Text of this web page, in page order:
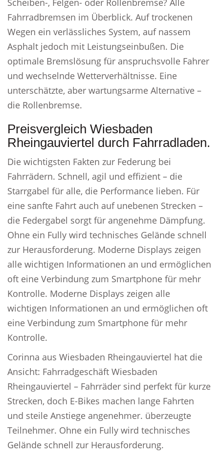
Scheiben-, Felgen- oder Rollenbremse? Alle
Fahrradbremsen im Überblick. Auf trockenen
Wegen ein verlässliches System, auf nassem
Asphalt jedoch mit Leistungseinbußen. Die
optimale Bremslösung für anspruchsvolle Fahrer
und wechselnde Wetterverhältnisse. Eine
unterschätzte, aber wartungsarme Alternative –
die Rollenbremse.
Preisvergleich Wiesbaden
Rheingauviertel durch Fahrradladen.
Die wichtigsten Fakten zur Federung bei
Fahrrädern. Schnell, agil und effizient – die
Starrgabel für alle, die Performance lieben. Für
eine sanfte Fahrt auch auf unebenen Strecken –
die Federgabel sorgt für angenehme Dämpfung.
Ohne ein Fully wird technisches Gelände schnell
zur Herausforderung. Moderne Displays zeigen
alle wichtigen Informationen an und ermöglichen
oft eine Verbindung zum Smartphone für mehr
Kontrolle. Moderne Displays zeigen alle
wichtigen Informationen an und ermöglichen oft
eine Verbindung zum Smartphone für mehr
Kontrolle.
Corinna aus Wiesbaden Rheingauviertel hat die
Ansicht: Fahrradgeschäft Wiesbaden
Rheingauviertel – Fahrräder sind perfekt für kurze
Strecken, doch E-Bikes machen lange Fahrten
und steile Anstiege angenehmer. überzeugte
Teilnehmer. Ohne ein Fully wird technisches
Gelände schnell zur Herausforderung.